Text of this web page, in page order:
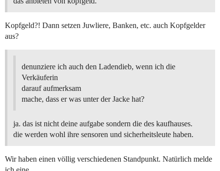
Kopfgeld?! Dann setzen Juwliere, Banken, etc. auch Kopfgelder
aus?
denunziere ich auch den Ladendieb, wenn ich die
Verkäuferin
darauf aufmerksam
mache, dass er was unter der Jacke hat?
ja. das ist nicht deine aufgabe sondern die des kaufhauses.
die werden wohl ihre sensoren und sicherheitsleute haben.
Wir haben einen völlig verschiedenen Standpunkt. Natürlich melde